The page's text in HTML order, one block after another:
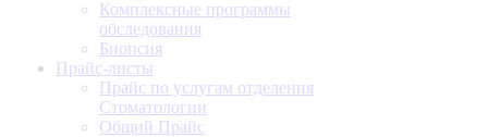
Комплексные программы
обследования
Биопсия
Прайс-листы
Прайс по услугам отделения
Стоматологии
Общий Прайс